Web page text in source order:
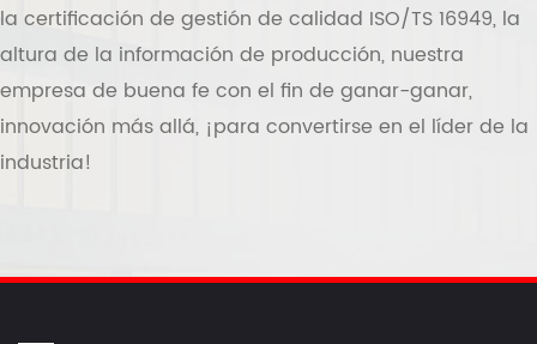
la certificación de gestión de calidad ISO/TS 16949, la
altura de la información de producción, nuestra
empresa de buena fe con el fin de ganar-ganar,
innovación más allá, ¡para convertirse en el líder de la
industria!